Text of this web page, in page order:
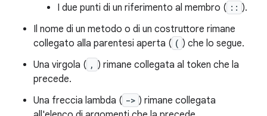
I due punti di un riferimento al membro ( :: ).
Il nome di un metodo o di un costruttore rimane
collegato alla parentesi aperta ( ( ) che lo segue.
Una virgola ( , ) rimane collegata al token che la
precede.
Una freccia lambda ( -> ) rimane collegata